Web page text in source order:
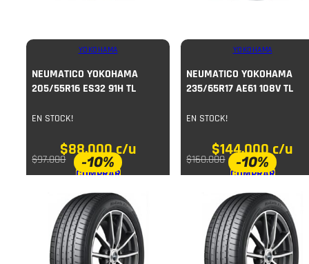
YOKOHAMA
NEUMATICO YOKOHAMA
205/55R16 ES32 91H TL
EN STOCK!
$88.000c/u
$97.000
COMPRAR
YOKOHAMA
NEUMATICO YOKOHAMA
235/65R17 AE61 108V TL
EN STOCK!
$144.000c/u
$160.000
COMPRAR
-10% -10%